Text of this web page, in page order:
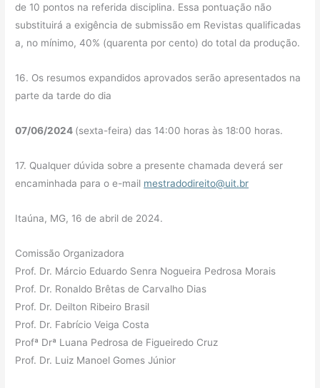
de 10 pontos na referida disciplina. Essa pontuação não
substituirá a exigência de submissão em Revistas qualificadas
a, no mínimo, 40% (quarenta por cento) do total da produção.
16. Os resumos expandidos aprovados serão apresentados na
parte da tarde do dia
07/06/2024 (sexta-feira) das 14:00 horas às 18:00 horas.
17. Qualquer dúvida sobre a presente chamada deverá ser
encaminhada para o e-mail mestradodireito@uit.br
Itaúna, MG, 16 de abril de 2024.
Comissão Organizadora
Prof. Dr. Márcio Eduardo Senra Nogueira Pedrosa Morais
Prof. Dr. Ronaldo Brêtas de Carvalho Dias
Prof. Dr. Deilton Ribeiro Brasil
Prof. Dr. Fabrício Veiga Costa
Profª Drª Luana Pedrosa de Figueiredo Cruz
Prof. Dr. Luiz Manoel Gomes Júnior